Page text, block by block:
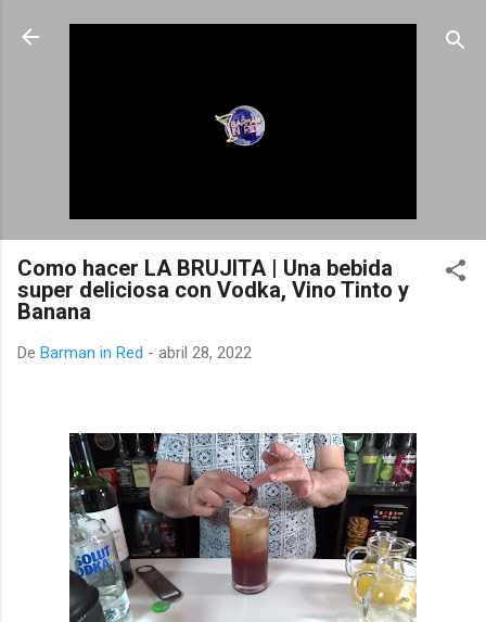
Ir al contenido principal
Como hacer LA BRUJITA | Una bebida
super deliciosa con Vodka, Vino Tinto y
Banana
De Barman in Red - abril 28, 2022